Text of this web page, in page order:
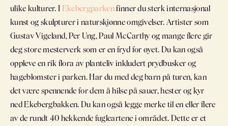
ulike kulturer. I Ekebergparkenfinner du sterk internasjonal
kunst og skulpturer i naturskjønne omgivelser. Artister som
Gustav Vigeland, Per Ung, Paul McCarthy og mange flere gir
deg store mesterverk som er en fryd for øyet. Du kan også
oppleve en rik flora av planteliv inkludert prydbusker og
hageblomster i parken. Har du med deg barn på turen, kan
det være spennende for dem å hilse på sauer, hester og kyr
ned Ekebergbakken. Du kan også legge merke til en eller flere
av de rundt 40 hekkende fugleartene i området. Dette er et